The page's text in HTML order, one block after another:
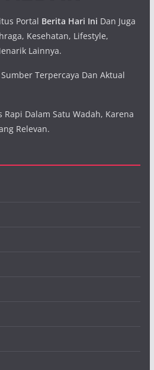
Portal Berita Hari Ini Dan Juga
Kesehatan, Lifestyle,
Lainnya.
Terpercaya Dan Aktual
Rapi Dalam Satu Wadah, Karena
Relevan.